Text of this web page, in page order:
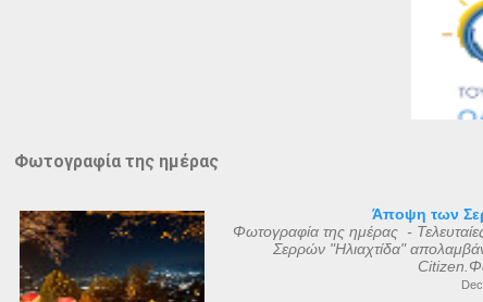
Φωτογραφία της ημέρας
Άποψη των
Φωτογραφία της ημέρας -
Σερρών "Ηλιαχτίδα"